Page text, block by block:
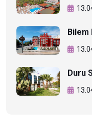
Bilem
Duru